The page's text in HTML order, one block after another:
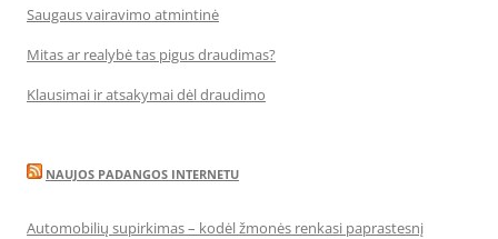
Saugaus vairavimo atmintinė
Mitas ar realybė tas pigus draudimas?
Klausimai ir atsakymai dėl draudimo
NAUJOS PADANGOS INTERNETU
Automobilių supirkimas – kodėl žmonės renkasi paprastesnį